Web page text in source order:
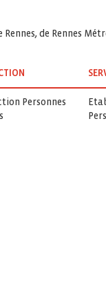
de Rennes
Personnes